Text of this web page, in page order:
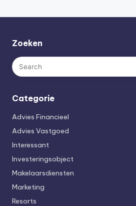
Zoeken
Categorie
Advies Financieel
Advies Vastgoed
Interessant
Investeringsobject
Makelaarsdiensten
Marketing
Resorts